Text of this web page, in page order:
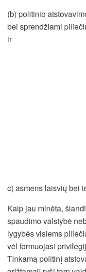
(b) politinio
bei sprendžiami
ir
c) asmens laisvių bei
Kaip jau minėta,
spaudimo valstybė
lygybės visiems
vėl formuojasi
Tinkamą politinį